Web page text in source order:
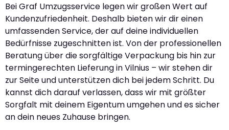
Bei Graf Umzugsservice legen wir großen Wert auf
Kundenzufriedenheit. Deshalb bieten wir dir einen
umfassenden Service, der auf deine individuellen
Bedürfnisse zugeschnitten ist. Von der professionellen
Beratung über die sorgfältige Verpackung bis hin zur
termingerechten Lieferung in Vilnius – wir stehen dir
zur Seite und unterstützen dich bei jedem Schritt. Du
kannst dich darauf verlassen, dass wir mit größter
Sorgfalt mit deinem Eigentum umgehen und es sicher
an dein neues Zuhause bringen.